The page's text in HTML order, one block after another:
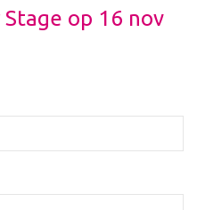
op 16 nov